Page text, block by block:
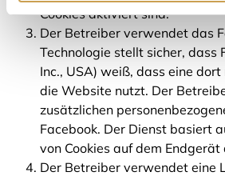
Cookies aktiviert sind.
Der Betreiber verwendet das
Technologie stellt sicher, dass
Inc., USA) weiß, dass eine
die Website nutzt. Der
zusätzlichen
Facebook. Der Dienst basiert
von Cookies auf dem Endgerät
Der Betreiber verwendet eine